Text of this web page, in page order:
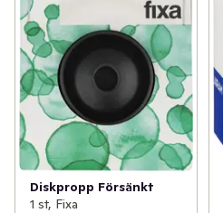
Diskpropp Försänkt
1 st, Fixa